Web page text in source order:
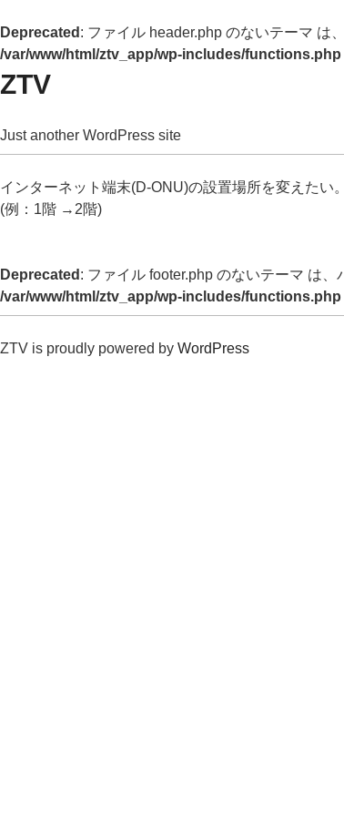
Deprecated : ファイル header.php のないテーマ は
/var/www/html/ztv_app/wp-includes/functions.php
ZTV
Just another WordPress site
インターネット端末(D-ONU)の設置場所を変えたい。
(例：1階 →2階)
Deprecated : ファイル footer.php のないテーマ は、
/var/www/html/ztv_app/wp-includes/functions.php
ZTV is proudly powered by WordPress